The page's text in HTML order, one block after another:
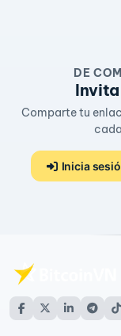
DE
Comparte tu
Inicia